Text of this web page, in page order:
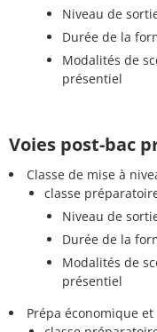
Niveau de
Durée de la
Modalités de
présentiel
Voies post-bac
Classe de mise à
classe
Niveau de
Durée de la
Modalités de
présentiel
Prépa économique